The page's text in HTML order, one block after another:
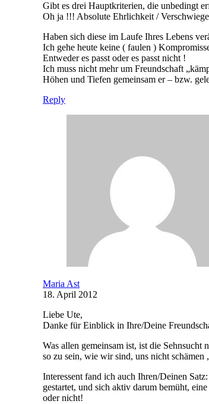
Gibt es drei Hauptkriterien, die unbedingt
Oh ja !!! Absolute Ehrlichkeit /
Haben sich diese im Laufe Ihres Lebens
Ich gehe heute keine ( faulen )
Entweder es passt oder es passt nicht !
Ich muss nicht mehr um Freundschaft
Höhen und Tiefen gemeinsam er – bzw.
Reply
Maria Ast
18. April 2012
Liebe Ute,
Danke für Einblick in Ihre/Deine
Was allen gemeinsam ist, ist die Sehnsucht
so zu sein, wie wir sind, uns nicht
Interessent fand ich auch Ihren/Deinen
gestartet, und sich aktiv darum bemüht,
oder nicht!